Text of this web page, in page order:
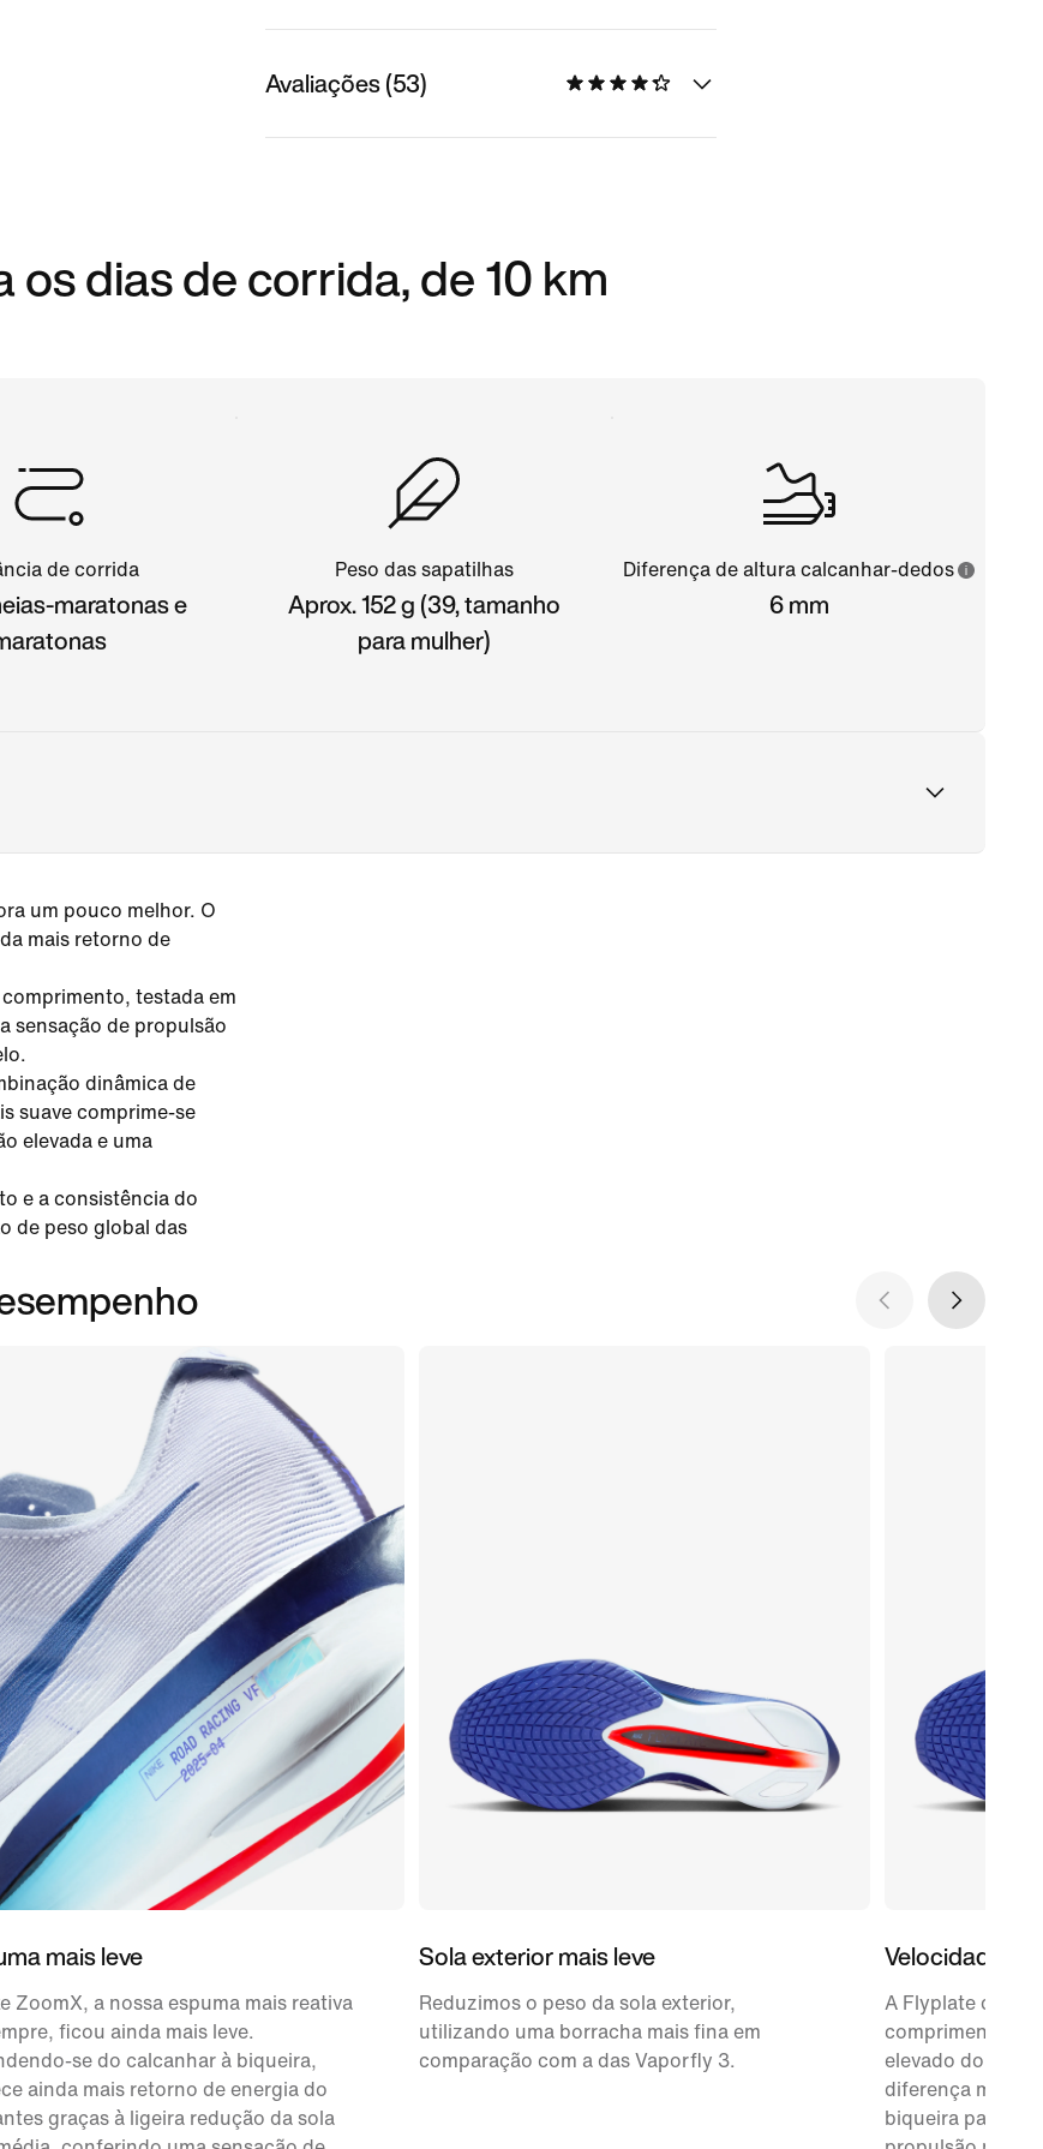
Avaliações (53)
dias de corrida, de 10 km
de corrida
maratonas e
Peso das sapatilhas
Aprox. 152 g (39, tamanho
para mulher)
Diferença de altura calcanhar-dedos
6 mm
um pouco melhor. O
mais retorno de
testada em
sensação de propulsão
dinâmica de
suave comprime-se
elevada e uma
e a consistência do
de peso global das
mais leve
ZoomX, a nossa espuma mais reativa
ficou ainda mais leve.
se do calcanhar à biqueira,
ainda mais retorno de energia do
graças à ligeira redução da sola
Sola exterior mais leve
Reduzimos o peso da sola exterior,
utilizando uma borracha mais fina em
comparação com a das Vaporfly 3.
Velocidade
A Flyplate de
comprimento
elevado do que
diferença menor
biqueira para te